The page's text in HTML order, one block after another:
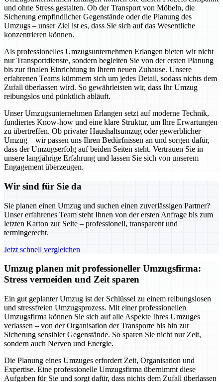
und ohne Stress gestalten. Ob der Transport von Möbeln, die
Sicherung empfindlicher Gegenstände oder die Planung des
Umzugs – unser Ziel ist es, dass Sie sich auf das Wesentliche
konzentrieren können.
Als professionelles Umzugsunternehmen Erlangen bieten wir nicht
nur Transportdienste, sondern begleiten Sie von der ersten Planung
bis zur finalen Einrichtung in Ihrem neuen Zuhause. Unsere
erfahrenen Teams kümmern sich um jedes Detail, sodass nichts dem
Zufall überlassen wird. So gewährleisten wir, dass Ihr Umzug
reibungslos und pünktlich abläuft.
Unser Umzugsunternehmen Erlangen setzt auf moderne Technik,
fundiertes Know-how und eine klare Struktur, um Ihre Erwartungen
zu übertreffen. Ob privater Haushaltsumzug oder gewerblicher
Umzug – wir passen uns Ihren Bedürfnissen an und sorgen dafür,
dass der Umzugserfolg auf beiden Seiten steht. Vertrauen Sie in
unsere langjährige Erfahrung und lassen Sie sich von unserem
Engagement überzeugen.
Wir sind für Sie da
Sie planen einen Umzug und suchen einen zuverlässigen Partner?
Unser erfahrenes Team steht Ihnen von der ersten Anfrage bis zum
letzten Karton zur Seite – professionell, transparent und
termingerecht.
Jetzt schnell vergleichen
Umzug planen mit professioneller Umzugsfirma:
Stress vermeiden und Zeit sparen
Ein gut geplanter Umzug ist der Schlüssel zu einem reibungslosen
und stressfreien Umzugsprozess. Mit einer professionellen
Umzugsfirma können Sie sich auf alle Aspekte Ihres Umzuges
verlassen – von der Organisation der Transporte bis hin zur
Sicherung sensibler Gegenstände. So sparen Sie nicht nur Zeit,
sondern auch Nerven und Energie.
Die Planung eines Umzuges erfordert Zeit, Organisation und
Expertise. Eine professionelle Umzugsfirma übernimmt diese
Aufgaben für Sie und sorgt dafür, dass nichts dem Zufall überlassen